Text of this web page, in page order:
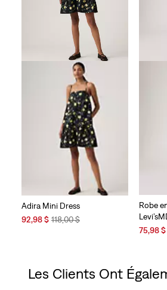
Adira Mini Dress
Sale
92,98 $Original
118,00 $
Robe
Sale
75,98 $
Les Clients Ont